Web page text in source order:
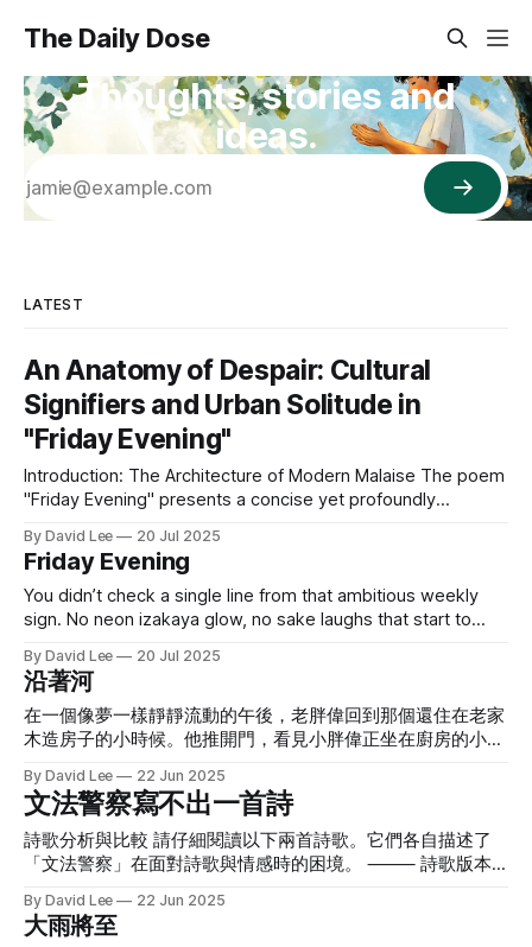
The Daily Dose
Thoughts, stories and
ideas.
LATEST
An Anatomy of Despair: Cultural
Signifiers and Urban Solitude in
"Friday Evening"
Introduction: The Architecture of Modern Malaise The poem
"Friday Evening" presents a concise yet profoundly
emotional force is not generated by overt declarations of
sadness but rather through a meticulously constructed
narrative of negation. The poem achieves its depth by
deploying
By David Lee 20 Jul 2025
Friday Evening
You didn’t check a single line from that ambitious weekly
sign. No neon izakaya glow, no sake laughs that start to
most breathless ride. The air is stale, the silence thick, your
thoughts feel loud, your watch won’
By David Lee 20 Jul 2025
沿著河
在一個像夢一樣靜靜流動的午後，老胖偉回到那個還住在老家
木造房子的小時候。他推開門，看見小胖偉正坐在廚房的小板
提著一個木盒子走進來，身上還有點旅行的陽光味道。「來，
今天我們吃特別的。」 「什麼是蝦仁酪梨壽司捲？」小胖偉
瞪大眼睛，看著老胖偉熟練地鋪開海苔、壓上醋飯，接著放上
甜甜的蝦仁、軟滑的酪梨，再捲成一條圓滾滾的壽司卷。
邊說，「你會喜歡的，因為你本來就喜歡所有圓圓、QQ的東
西。」 壽司配的是黑麥汁，加了冰塊，冒著涼涼的霧氣，像
By David Lee 22 Jun 2025
文法警察寫不出一首詩
詩歌分析與比較 請仔細閱讀以下兩首詩歌。它們各自描述了
「文法警察」在面對詩歌與情感時的困境。 ⸻ 詩歌版本
喻一開口就超速， 副詞太黏，情緒被整盤拖走， 愛是私生的
片語，在句子邊界徘徊。 他審問每個句構，像在盤查隱私，
By David Lee 22 Jun 2025
大雨將至